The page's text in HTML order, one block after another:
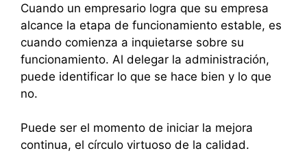
Cuando un empresario logra que su empresa
alcance la etapa de funcionamiento estable, es
cuando comienza a inquietarse sobre su
funcionamiento. Al delegar la administración,
puede identificar lo que se hace bien y lo que
no.
Puede ser el momento de iniciar la mejora
continua, el círculo virtuoso de la calidad.